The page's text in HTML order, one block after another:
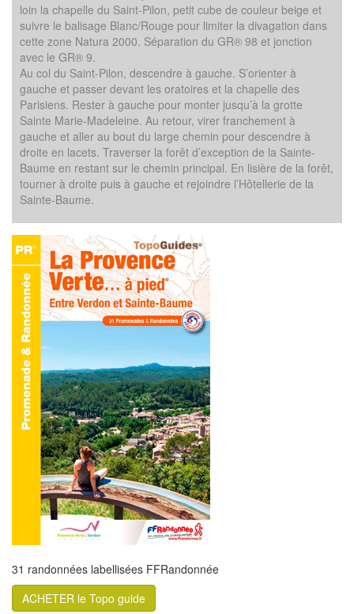
loin la chapelle du Saint-Pilon, petit cube de couleur beige et
suivre le balisage Blanc/Rouge pour limiter la divagation dans
cette zone Natura 2000. Séparation du GR® 98 et jonction
avec le GR® 9.
Au col du Saint-Pilon, descendre à gauche. S’orienter à
gauche et passer devant les oratoires et la chapelle des
Parisiens. Rester à gauche pour monter jusqu’à la grotte
Sainte Marie-Madeleine. Au retour, virer franchement à
gauche et aller au bout du large chemin pour descendre à
droite en lacets. Traverser la forêt d’exception de la Sainte-
Baume en restant sur le chemin principal. En lisière de la forêt,
tourner à droite puis à gauche et rejoindre l’Hôtellerie de la
Sainte-Baume.
31 randonnées labellisées FFRandonnée
ACHETER le Topo guide